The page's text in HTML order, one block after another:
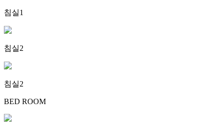
침실1
침실2
침실2
BED ROOM